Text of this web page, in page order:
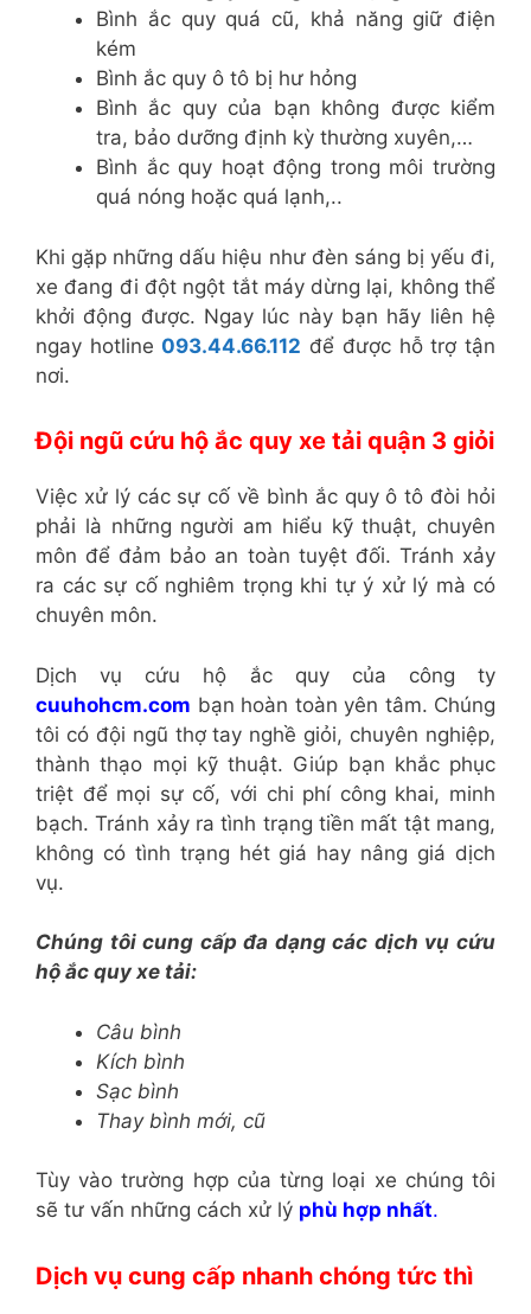
Bình ắc quy quá cũ, khả năng giữ điện
kém
Bình ắc quy ô tô bị hư hỏng
Bình ắc quy của bạn không được kiểm
tra, bảo dưỡng định kỳ thường xuyên,…
Bình ắc quy hoạt động trong môi trường
quá nóng hoặc quá lạnh,..
Khi gặp những dấu hiệu như đèn sáng bị yếu đi,
xe đang đi đột ngột tắt máy dừng lại, không thể
khởi động được. Ngay lúc này bạn hãy liên hệ
ngay hotline093.44.66.112 để được hỗ trợ tận
nơi.
Đội ngũ cứu hộ ắc quy xe tải quận 3 giỏi
Việc xử lý các sự cố về bình ắc quy ô tô đòi hỏi
phải là những người am hiểu kỹ thuật, chuyên
môn để đảm bảo an toàn tuyệt đối. Tránh xảy
ra các sự cố nghiêm trọng khi tự ý xử lý mà có
chuyên môn.
Dịch vụ cứu hộ ắc quy của công ty
cuuhohcm.com bạn hoàn toàn yên tâm. Chúng
tôi có đội ngũ thợ tay nghề giỏi, chuyên nghiệp,
thành thạo mọi kỹ thuật. Giúp bạn khắc phục
triệt để mọi sự cố, với chi phí công khai, minh
bạch. Tránh xảy ra tình trạng tiền mất tật mang,
không có tình trạng hét giá hay nâng giá dịch
vụ.
Chúng tôi cung cấp đa dạng các dịch vụ cứu
hộ ắc quy xe tải:
Câu bình
Kích bình
Sạc bình
Thay bình mới, cũ
Tùy vào trường hợp của từng loại xe chúng tôi
sẽ tư vấn những cách xử lý phù hợp nhất.
Dịch vụ cung cấp nhanh chóng tức thì